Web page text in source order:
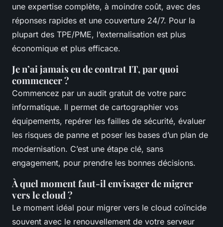
une expertise complète, à moindre coût, avec des
réponses rapides et une couverture 24/7. Pour la
plupart des TPE/PME, l’externalisation est plus
économique et plus efficace.
Je n’ai jamais eu de contrat IT, par quoi
commencer ?
Commencez par un audit gratuit de votre parc
informatique. Il permet de cartographier vos
équipements, repérer les failles de sécurité, évaluer
les risques de panne et poser les bases d’un plan de
modernisation. C’est une étape clé, sans
engagement, pour prendre les bonnes décisions.
À quel moment faut-il envisager de migrer
vers le cloud ?
Le moment idéal pour migrer vers le cloud coïncide
souvent avec le renouvellement de votre serveur